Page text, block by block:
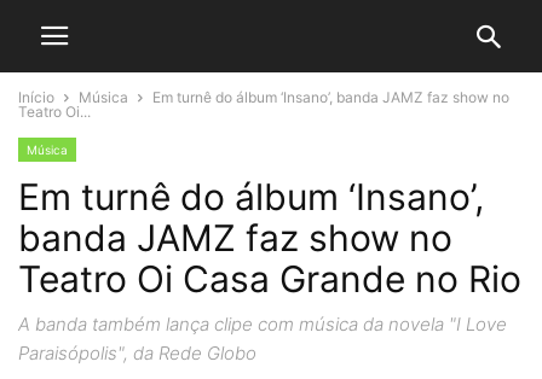
Início Música
Em turnê do álbum ‘Insano’, banda JAMZ faz show no
Teatro Oi...
Música
Em turnê do álbum ‘Insano’,
banda JAMZ faz show no
Teatro Oi Casa Grande no Rio
A banda também lança clipe com música da novela "I Love
Paraisópolis", da Rede Globo